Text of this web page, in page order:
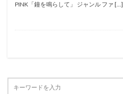
糸井重里
糸博 納谷六朗
笠間淳
PINK「鐘を鳴らして」 ジャンル ファ […]